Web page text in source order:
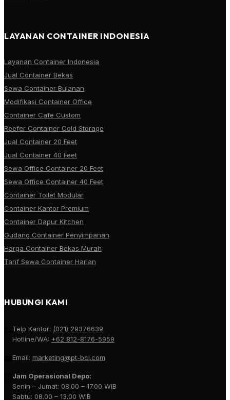
LAYANAN CONTAINER INDONESIA
Layanan Container Indonesia
Jual Container Bekas
Sewa Container Bulanan
Modifikasi Container Office
Container Cafe Custom
Reefer Container Cold Storage
Jual Container 20 Feet
Jual Container 40 Feet
Sewa Office Container 20 Feet
Sewa Office Container 40 Feet
Container Toilet Modular
Container Kantor Premium
Container Dapur Kitchen
Gudang Container Penyimpanan
Harga Container Bekas Murah
Tarif Sewa Container Harian
HUBUNGI KAMI
Telp Kantor: (021) 29376639
Hotline/WA: +62 812-8176-5959
Email: marketing@pt-bci.com
Jam Operasional Depo:
Senin – Jumat: 08.00 – 17.00 WIB
Sabtu: 08.00 – 13.00 WIB